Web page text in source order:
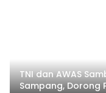
TNI dan AWAS
Sampang, Dorong